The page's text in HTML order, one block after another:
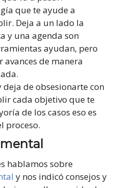
que te ayude a
Deja a un lado la
y una agenda son
ayudan, pero
de manera
de obsesionarte con
cada objetivo que te
de los casos eso es
proceso.
hablamos sobre
y nos indicó consejos y